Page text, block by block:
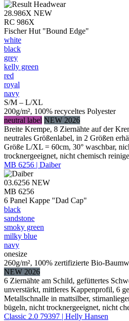
28.986X NEW
RC 986X
Fischer Hut "Bound Edge"
white
black
grey
kelly green
red
royal
navy
S/M – L/XL
200g/m², 100% recyceltes Polyester
neutral label NEW 2026
Breite Krempe, 8 Ziernähte auf der
neutrales Größenlabel, in 2 Größen
Größe L/XL = 60cm, 30° waschbar,
trocknergeeignet, nicht chemisch
MB 6256 | Daiber
03.6256 NEW
MB 6256
6 Panel Kappe "Dad Cap"
black
sandstone
smoky green
milky blue
navy
onesize
260g/m², 100% zertifizierte Bio-
NEW 2026
6 Ziernähte am Schild, gefüttertes
unverstärkt, mittleres Kappenprofil, 6
Metallschnalle in mattsilber,
bügeln, nicht trocknergeeignet, nicht
Classic 2.0 79397 | Helly Hansen